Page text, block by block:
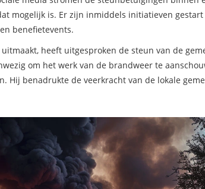
mogelijk is. Er zijn inmiddels initiatieven
benefietevents.
heeft uitgesproken de steun van de
om het werk van de brandweer te
Hij benadrukte de veerkracht van de lokale